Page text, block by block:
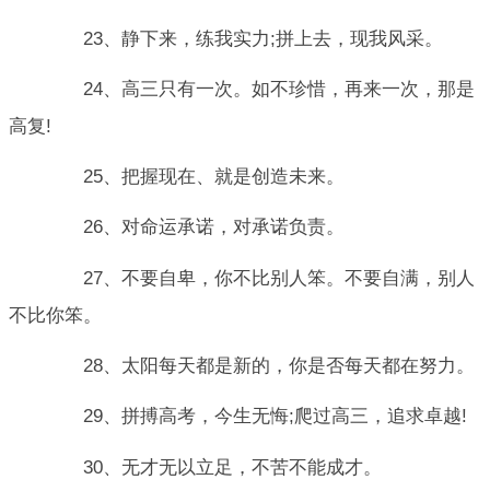
23、静下来，练我实力;拼上去，现我风采。
24、高三只有一次。如不珍惜，再来一次，那是
高复!
25、把握现在、就是创造未来。
26、对命运承诺，对承诺负责。
27、不要自卑，你不比别人笨。不要自满，别人
不比你笨。
28、太阳每天都是新的，你是否每天都在努力。
29、拼搏高考，今生无悔;爬过高三，追求卓越!
30、无才无以立足，不苦不能成才。